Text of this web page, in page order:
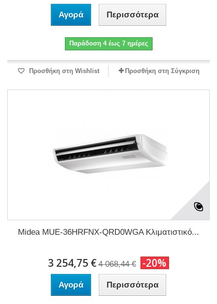
Αγορά Περισσότερα
Παράδοση 4 έως 7 ημέρες
Προσθήκη στη Wishlist Προσθήκη στη Σύγκριση
Midea MUE-36HRFNX-QRD0WGA Κλιματιστικό...
3 254,75 € 4 068,44 € -20%
Αγορά Περισσότερα